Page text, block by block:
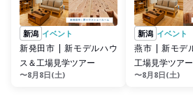
新潟 イベント
新発田市 | 新モデルハウ
ス＆工場見学ツアー
〜8月8日(土)
新潟 イベント
燕市 | 新モデルハウス＆
工場見学ツアー
〜8月8日(土)